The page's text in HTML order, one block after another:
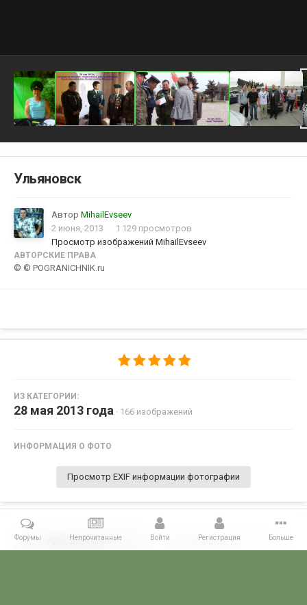
Ульяновск
Автор MihailEvseev
2 июня, 2013
1 129 просмотров
Просмотр изображений MihailEvseev
АВТОРСКИЕ ПРАВА
© © POGRANICHNIK.ru
ИЗ КАТЕГОРИИ:
28 мая 2013 года · 166 изображений
ИНФОРМАЦИЯ О ФОТО
Просмотр EXIF информации фотографии
Поделиться Подписчики 0
Форумы Непрочитанные Войти Регистрация Больше